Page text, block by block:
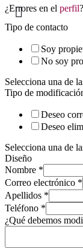
¿Errores en el perfil?
Tipo de contacto
Soy
No soy
Selecciona una de
Tipo de
Deseo
Deseo
Selecciona una de
Diseño
Nombre *
Correo electrónico *
Apellidos *
Teléfono *
¿Qué debemos